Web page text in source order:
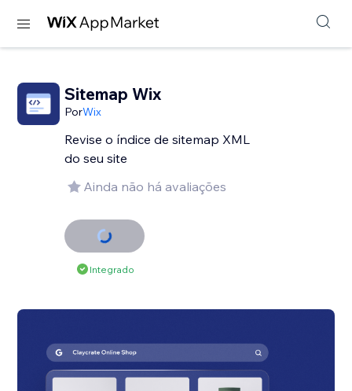
Sitemap Wix
PorWix
Revise o índice de sitemap XML
do seu site
Ainda não há avaliações
Integrado